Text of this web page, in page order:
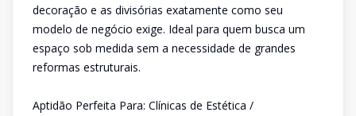
decoração e as divisórias exatamente como seu
modelo de negócio exige. Ideal para quem busca um
espaço sob medida sem a necessidade de grandes
reformas estruturais.
Aptidão Perfeita Para: Clínicas de Estética /